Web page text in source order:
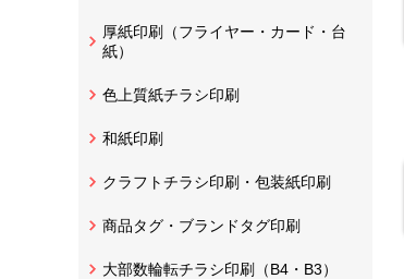
厚紙印刷（フライヤー・カード・台
紙）
色上質紙チラシ印刷
和紙印刷
クラフトチラシ印刷・包装紙印刷
商品タグ・ブランドタグ印刷
大部数輪転チラシ印刷（B4・B3）